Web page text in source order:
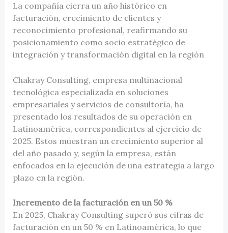
La compañía cierra un año histórico en
facturación, crecimiento de clientes y
reconocimiento profesional, reafirmando su
posicionamiento como socio estratégico de
integración y transformación digital en la región
Chakray Consulting, empresa multinacional
tecnológica especializada en soluciones
empresariales y servicios de consultoría, ha
presentado los resultados de su operación en
Latinoamérica, correspondientes al ejercicio de
2025. Estos muestran un crecimiento superior al
del año pasado y, según la empresa, están
enfocados en la ejecución de una estrategia a largo
plazo en la región.
Incremento de la facturación en un 50 %
En 2025, Chakray Consulting superó sus cifras de
facturación en un 50 % en Latinoamérica, lo que